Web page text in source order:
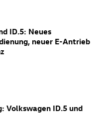
ID.5: Neues
neuer E-Antrieb
Volkswagen ID.5 und